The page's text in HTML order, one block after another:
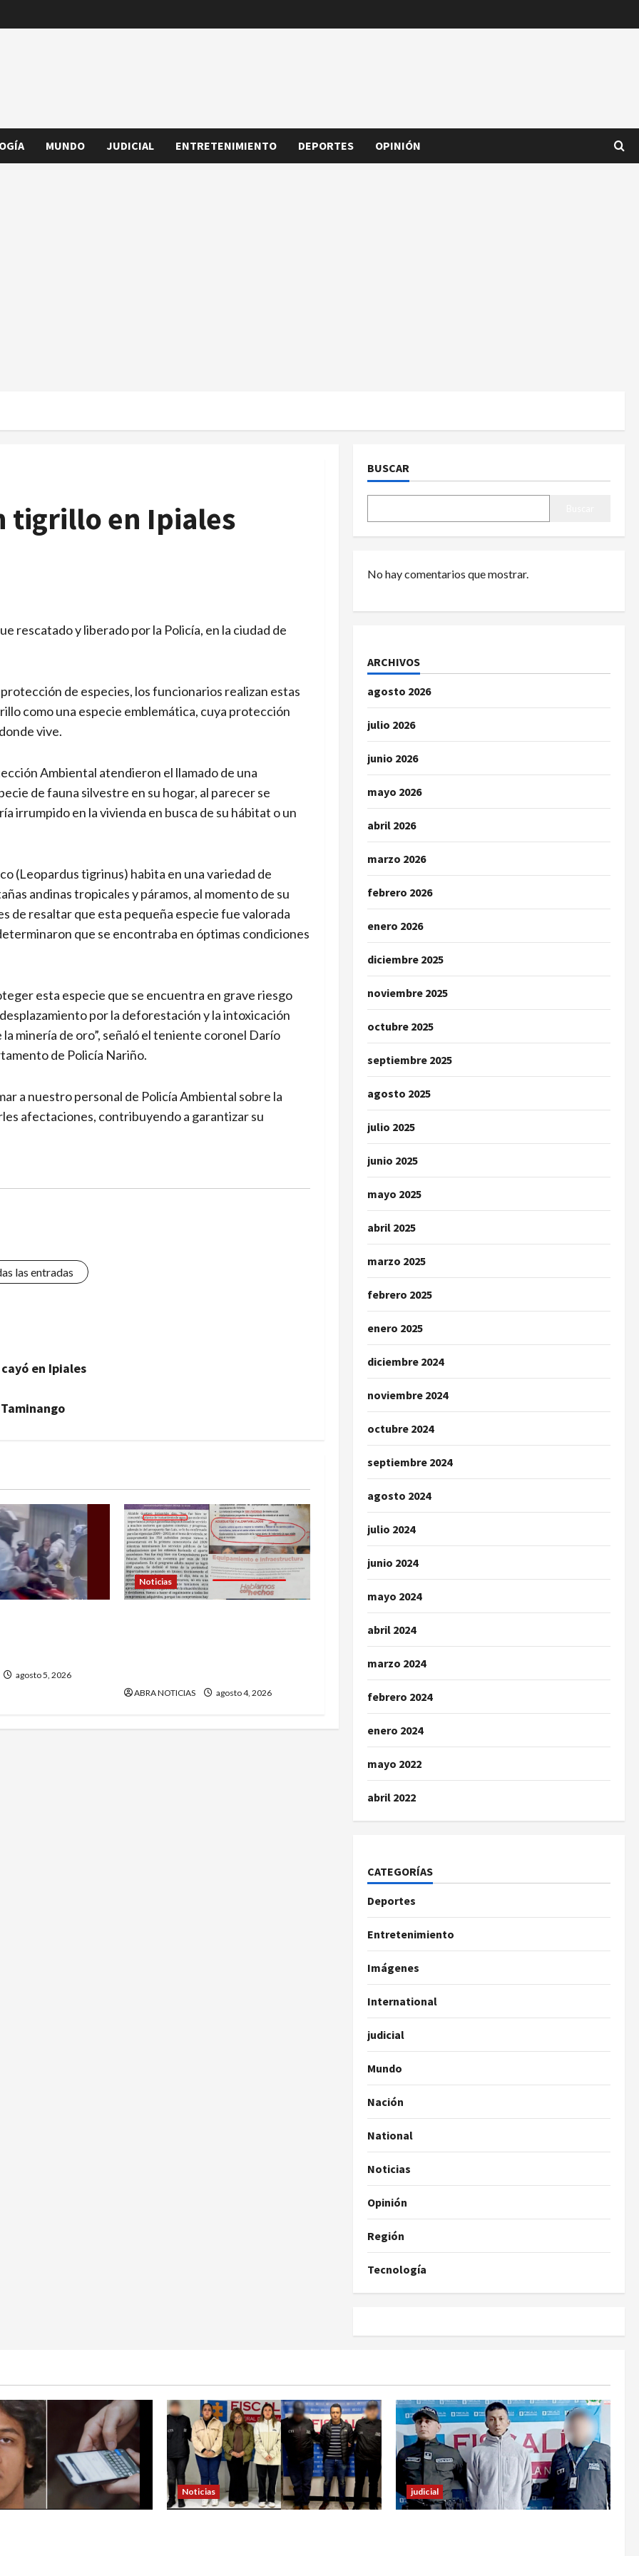
MUNDO JUDICIAL ENTRETENIMIENTO DEPORTES OPINIÓN
tigrillo en Ipiales
rescatado y liberado por la Policía, en la ciudad de
de especies, los funcionarios realizan estas
como una especie emblemática, cuya protección
vive.
Ambiental atendieron el llamado de una
de fauna silvestre en su hogar, al parecer se
irrumpido en la vivienda en busca de su hábitat o un
(Leopardus tigrinus) habita en una variedad de
andinas tropicales y páramos, al momento de su
de resaltar que esta pequeña especie fue valorada
que se encontraba en óptimas condiciones
esta especie que se encuentra en grave riesgo
por la deforestación y la intoxicación
minería de oro”, señaló el teniente coronel Darío
de Policía Nariño.
a nuestro personal de Policía Ambiental sobre la
afectaciones, contribuyendo a garantizar su
las entradas
en Ipiales
agosto 5, 2026
Noticias
ABRA NOTICIAS agosto 4, 2026
BUSCAR
No hay comentarios que mostrar.
ARCHIVOS
agosto 2026
julio 2026
junio 2026
mayo 2026
abril 2026
marzo 2026
febrero 2026
enero 2026
diciembre 2025
noviembre 2025
octubre 2025
septiembre 2025
agosto 2025
julio 2025
junio 2025
mayo 2025
abril 2025
marzo 2025
febrero 2025
enero 2025
diciembre 2024
noviembre 2024
octubre 2024
septiembre 2024
agosto 2024
julio 2024
junio 2024
mayo 2024
abril 2024
marzo 2024
febrero 2024
enero 2024
mayo 2022
abril 2022
CATEGORÍAS
Deportes
Entretenimiento
Imágenes
International
judicial
Mundo
Nación
National
Noticias
Opinión
Región
Tecnología
Noticias judicial